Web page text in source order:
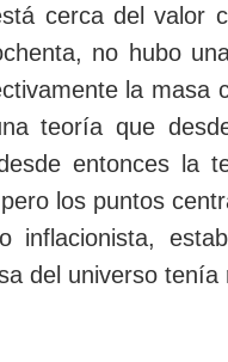
cerca del valor
no hubo
la masa
teoría que
desde entonces
los puntos
inflacionista,
del universo